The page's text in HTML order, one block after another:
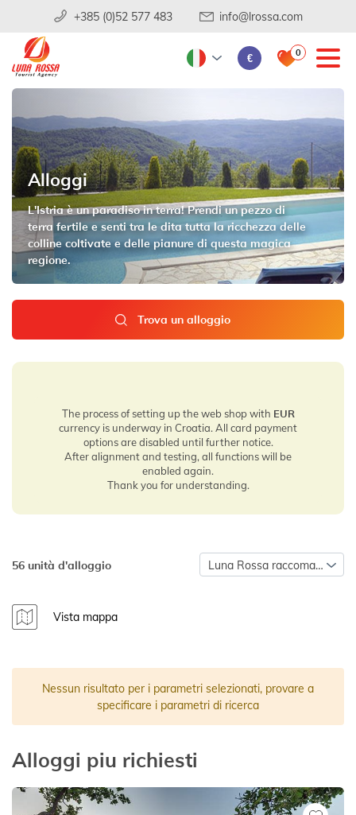
+385 (0)52 577 483 info@lrossa.com
€ 0
Alloggi
L'Istria è un paradiso in terra! Prendi un pezzo di
terra fertile e senti tra le dita tutta la ricchezza delle
colline coltivate e delle pianure di questa magica
regione.
Trova un alloggio
The process of setting up the web shop with EUR
currency is underway in Croatia. All card payment
options are disabled until further notice.
After alignment and testing, all functions will be
enabled again.
Thank you for understanding.
56 unità d'alloggio Luna Rossa raccomanda
Vista mappa
Nessun risultato per i parametri selezionati, provare a
specificare i parametri di ricerca
Alloggi piu richiesti